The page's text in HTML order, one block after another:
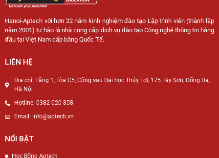
Hanoi-Aptech với hơn 22 năm kinh nghiệm đào tạo Lập trình viên (thành lập
năm 2001) tự hào là nhà cung cấp dịch vụ đào tạo Công nghệ thông tin hàng
đầu tại Việt Nam cấp bằng Quốc Tế.
LIÊN HỆ
Địa chỉ: Tầng 1, Tòa C5, Cổng sau Đại học Thủy Lợi, 175 Tây Sơn, Đống Đa,
Hà Nội
Hotline: 0382 020 858
Email: info@aptech.vn
NỔI BẬT
Học Bổng Aptech